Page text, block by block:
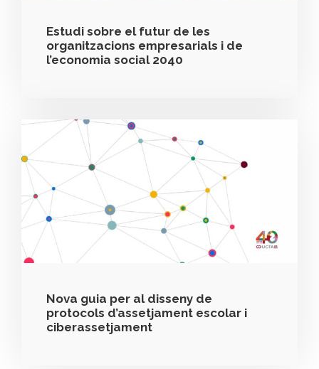
Estudi sobre el futur de les
organitzacions empresarials i de
l’economia social 2040
Nova guia per al disseny de
protocols d’assetjament escolar i
ciberassetjament